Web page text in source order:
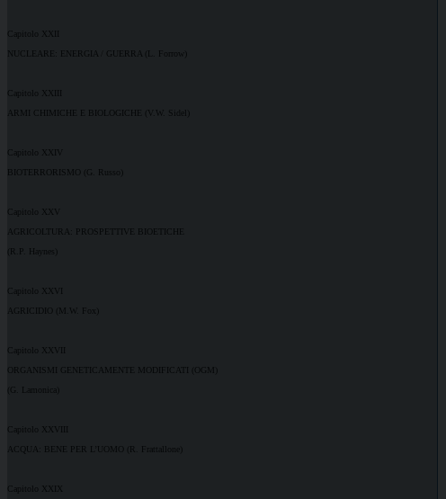
Capitolo XXII
NUCLEARE: ENERGIA / GUERRA (L. Forrow)
Capitolo XXIII
ARMI CHIMICHE E BIOLOGICHE (V.W. Sidel)
Capitolo XXIV
BIOTERRORISMO (G. Russo)
Capitolo XXV
AGRICOLTURA: PROSPETTIVE BIOETICHE
(R.P. Haynes)
Capitolo XXVI
AGRICIDIO (M.W. Fox)
Capitolo XXVII
ORGANISMI GENETICAMENTE MODIFICATI (OGM)
(G. Lamonica)
Capitolo XXVIII
ACQUA: BENE PER L’UOMO (R. Frattallone)
Capitolo XXIX